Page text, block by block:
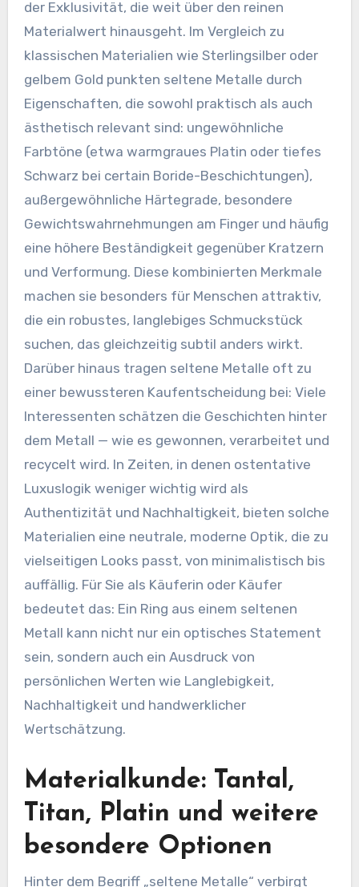
der Exklusivität, die weit über den reinen
Materialwert hinausgeht. Im Vergleich zu
klassischen Materialien wie Sterlingsilber oder
gelbem Gold punkten seltene Metalle durch
Eigenschaften, die sowohl praktisch als auch
ästhetisch relevant sind: ungewöhnliche
Farbtöne (etwa warmgraues Platin oder tiefes
Schwarz bei certain Boride-Beschichtungen),
außergewöhnliche Härtegrade, besondere
Gewichtswahrnehmungen am Finger und häufig
eine höhere Beständigkeit gegenüber Kratzern
und Verformung. Diese kombinierten Merkmale
machen sie besonders für Menschen attraktiv,
die ein robustes, langlebiges Schmuckstück
suchen, das gleichzeitig subtil anders wirkt.
Darüber hinaus tragen seltene Metalle oft zu
einer bewussteren Kaufentscheidung bei: Viele
Interessenten schätzen die Geschichten hinter
dem Metall — wie es gewonnen, verarbeitet und
recycelt wird. In Zeiten, in denen ostentative
Luxuslogik weniger wichtig wird als
Authentizität und Nachhaltigkeit, bieten solche
Materialien eine neutrale, moderne Optik, die zu
vielseitigen Looks passt, von minimalistisch bis
auffällig. Für Sie als Käuferin oder Käufer
bedeutet das: Ein Ring aus einem seltenen
Metall kann nicht nur ein optisches Statement
sein, sondern auch ein Ausdruck von
persönlichen Werten wie Langlebigkeit,
Nachhaltigkeit und handwerklicher
Wertschätzung.
Materialkunde: Tantal,
Titan, Platin und weitere
besondere Optionen
Hinter dem Begriff „seltene Metalle“ verbirgt